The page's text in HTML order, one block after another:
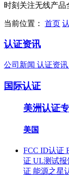
时刻关注无线产品
当前位置： 首页
认证资讯
公司新闻 认证资讯
国际认证
美洲认证
美国
FCC ID认证
证 UL测试报
证 能源之星